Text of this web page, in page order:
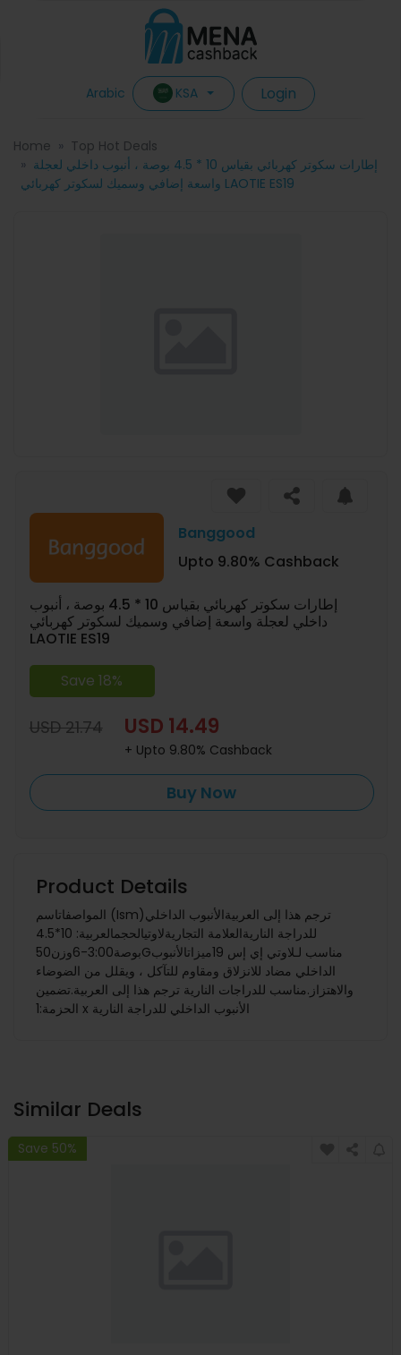
Arabic KSA Login
Home
Top Hot Deals
إطارات سكوتر كهربائي بقياس 10 * 4.5 بوصة ، أنبوب داخلي لعجلة
واسعة إضافي وسميك لسكوتر كهربائي LAOTIE ES19
Banggood
Upto 9.80% Cashback
إطارات سكوتر كهربائي بقياس 10 * 4.5 بوصة ، أنبوب
داخلي لعجلة واسعة إضافي وسميك لسكوتر كهربائي
LAOTIE ES19
Save 18%
USD 21.74 USD 14.49
+ Upto 9.80% Cashback
Buy Now
Product Details
المواصفاتاسم (Ism)ترجم هذا إلى العربيةالأنبوب الداخلي
للدراجة الناريةالعلامة التجاريةلاوتيالحجمالعربية: 10*4.5
بوصة3:00-6وزن50Gمناسب لـلاوتي إي إس 19ميزاتالأنبوب
الداخلي مضاد للانزلاق ومقاوم للتآكل ، ويقلل من الضوضاء
والاهتزاز.مناسب للدراجات النارية ترجم هذا إلى العربية.تضمين
الحزمة:1 x الأنبوب الداخلي للدراجة النارية
Similar Deals
Save 50%